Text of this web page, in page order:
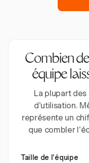
Combien
équipe
La plupart
d'utilisation.
représente un
que combler
Taille de l'équipe